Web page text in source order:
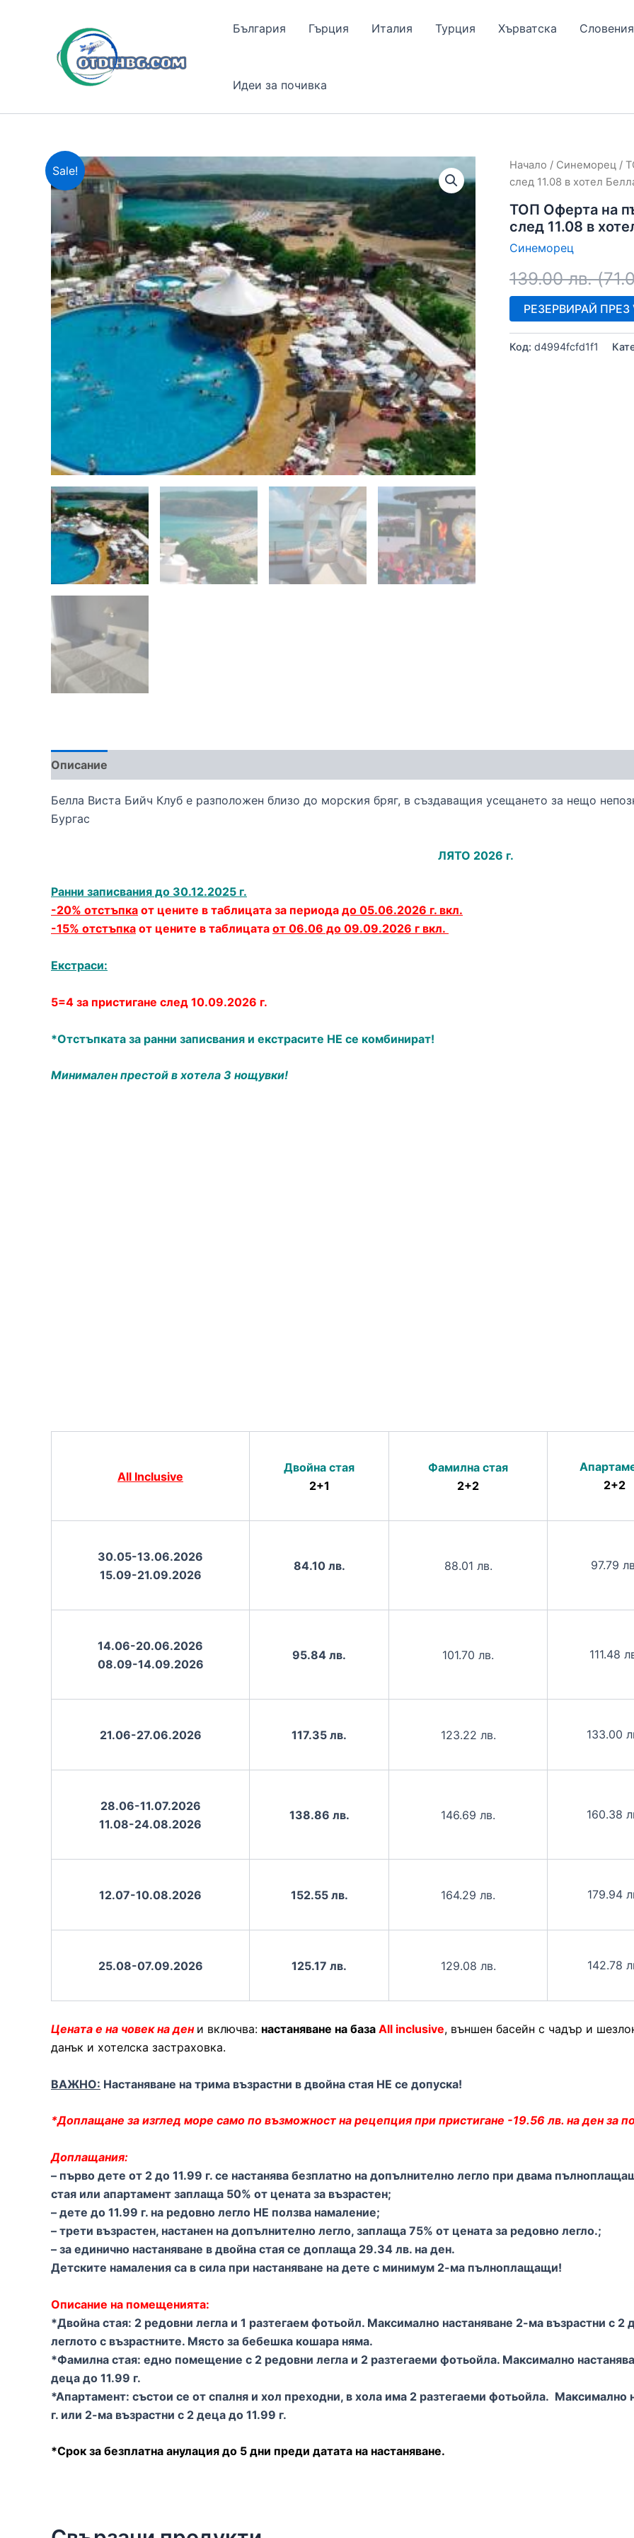
България Гърция Италия Турция Хърватска Словения
Идеи за почивка
Sale! Начало / Синеморец /
след 11.08 в хотел
ТОП Оферта на
след 11.08 в
Синеморец
139.00лв. (
РЕЗЕРВИРАЙ ПРЕЗ
Код: d4994fcfd1f1
Описание
Белла Виста Бийч Клуб е разположен близо до морския бряг, в създаващия усещането за нещо
Бургас
ЛЯТО 2026 г.
Ранни записвания до 30.12.2025 г.
-20% отстъпка от цените в таблицата за периода до 05.06.2026 г. вкл.
-15% отстъпка от цените в таблицата от 06.06 до 09.09.2026 г вкл.
Екстраси:
5=4 за пристигане след 10.09.2026 г.
*Отстъпката за ранни записвания и екстрасите НЕ се комбинират!
Минимален престой в хотела 3 нощувки!
All Inclusive
Двойна стая
2+1
Фамилна стая
2+2
2+2
30.05-13.06.2026
15.09-21.09.2026
84.10 лв. 88.01 лв. 97.79
14.06-20.06.2026
08.09-14.09.2026
95.84 лв. 101.70 лв. 111.48
21.06-27.06.2026 117.35 лв. 123.22 лв. 133.00
28.06-11.07.2026
11.08-24.08.2026
138.86 лв. 146.69 лв. 160.38
12.07-10.08.2026 152.55 лв. 164.29 лв. 179.94
25.08-07.09.2026 125.17 лв. 129.08 лв. 142.78
Цената е на човек на ден и включва: настаняване на база All inclusive, външен басейн с чадър и
данък и хотелска застраховка.
ВАЖНО: Настаняване на трима възрастни в двойна стая НЕ се допуска!
*Доплащане за изглед море само по възможност на рецепция при пристигане -19.56 лв. на ден за
Доплащания:
– първо дете от 2 до 11.99 г. се настанява безплатно на допълнително легло при двама
стая или апартамент заплаща 50% от цената за възрастен;
– дете до 11.99 г. на редовно легло НЕ ползва намаление;
– трети възрастен, настанен на допълнително легло, заплаща 75% oт цената за редовно легло.;
– за единично настаняване в двойна стая се доплаща 29.34 лв. на ден.
Детските намаления са в сила при настаняване на дете с минимум 2-ма пълноплащащи!
Описание на помещенията:
*Двойна стая: 2 редовни легла и 1 разтегаем фотьойл. Максимално настаняване 2-ма възрастни с 2
леглото с възрастните. Място за бебешка кошара няма.
*Фамилна стая: едно помещение с 2 редовни легла и 2 разтегаеми фотьойла. Максимално
деца до 11.99 г.
*Апартамент: състои се от спалня и хол преходни, в хола има 2 разтегаеми фотьойла. Максимално
г. или 2-ма възрастни с 2 деца до 11.99 г.
*Срок за безплатна анулация до 5 дни преди датата на настаняване.